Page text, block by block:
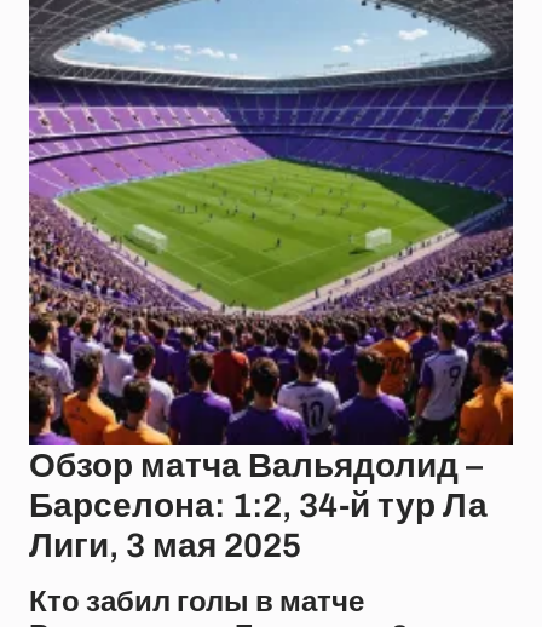
Обзор матча Вальядолид –
Барселона: 1:2, 34-й тур Ла
Лиги, 3 мая 2025
Кто забил голы в матче